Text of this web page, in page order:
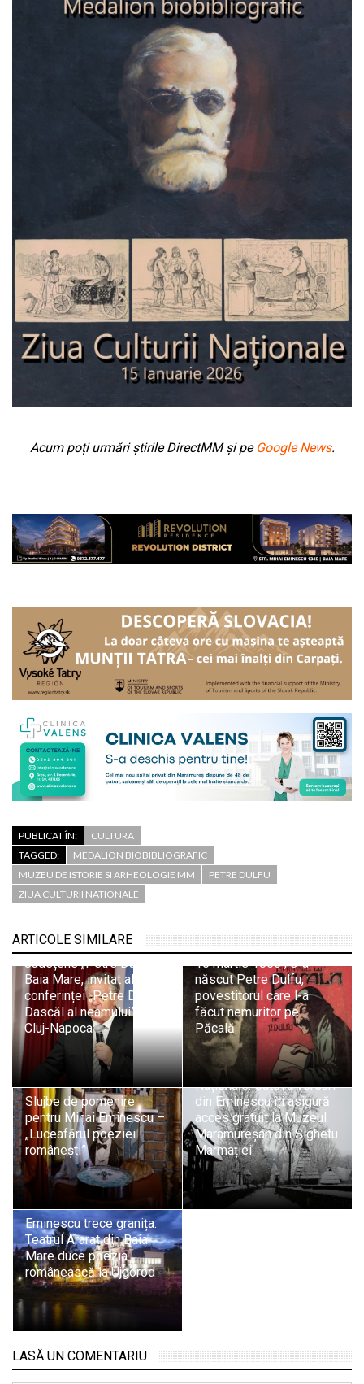
Acum poți urmări știrile DirectMM și pe Google News.
PUBLICAT ÎN:
CULTURA
TAGGED:
MEDALION BIOBIBLIOGRAFIC
MUZEU DE ISTORIE SI ARHEOLOGIE MM
PETRE DULFU
ZIUA CULTURII NATIONALE
ARTICOLE SIMILARE
Dr. Teodor Ardelean,
directorul Bibliotecii
Județene „Petre Dulfu”
Baia Mare, invitat al
conferinței „Petre Dulfu –
Dascăl al neamului” de la
Cluj-Napoca
10 martie 1856 , s-a
născut Petre Dulfu,
povestitorul care l-a
făcut nemuritor pe
Păcală
Slujbe de pomenire
pentru Mihai Eminescu –
„Luceafărul poeziei
românești”
De Ziua Culturii
Naționale: Câteva versuri
din Eminescu îți asigură
acces gratuit la Muzeul
Maramureșan din Sighetu
Marmației
Eminescu trece granița:
Teatrul Ararat din Baia
Mare duce poezia
românească la Ujgorod
LASĂ UN COMENTARIU